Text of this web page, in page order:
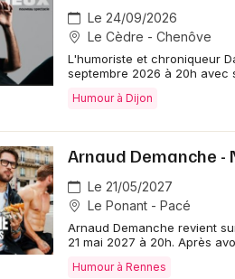
Le 24/09/2026
Le Cèdre - Chenôve
L'humoriste et chroniqueur
septembre 2026 à 20h
Humour à Dijon
Arnaud Demanche -
Le 21/05/2027
Le Ponant - Pacé
Arnaud Demanche revient
21 mai 2027 à 20h. Après
Humour à Rennes